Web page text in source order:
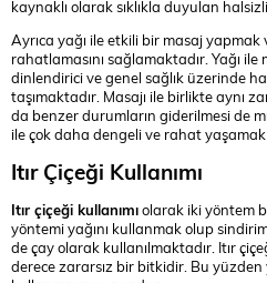
kaynaklı olarak sıklıkla duyulan
Ayrıca yağı ile etkili bir masaj
rahatlamasını sağlamaktadır. Yağı
dinlendirici ve genel sağlık üzerinde
taşımaktadır. Masajı ile birlikte aynı
da benzer durumların giderilmesi de
ile çok daha dengeli ve rahat
Itır Çiçeği Kullanımı
Itır çiçeği kullanımıolarak iki yöntem
yöntemi yağını kullanmak olup
de çay olarak kullanılmaktadır. Itır
derece zararsız bir bitkidir. Bu